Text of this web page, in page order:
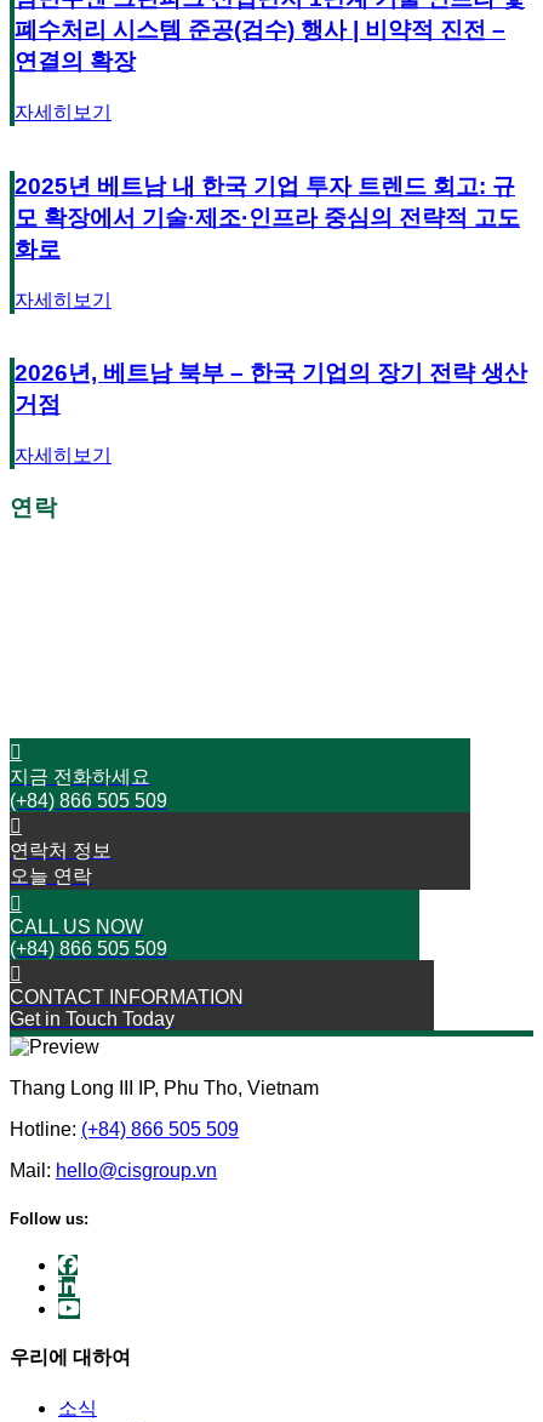
폐수처리 시스템 준공(검수) 행사 | 비약적 진전 –
연결의 확장
자세히보기
2025년 베트남 내 한국 기업 투자 트렌드 회고: 규
모 확장에서 기술·제조·인프라 중심의 전략적 고도
화로
자세히보기
2026년, 베트남 북부 – 한국 기업의 장기 전략 생산
거점
자세히보기
연락
지금 전화하세요
(+84) 866 505 509
연락처 정보
오늘 연락
CALL US NOW
(+84) 866 505 509
CONTACT INFORMATION
Get in Touch Today
Thang Long III IP, Phu Tho, Vietnam
Hotline: (+84) 866 505 509
Mail: hello@cisgroup.vn
Follow us:
우리에 대하여
소식